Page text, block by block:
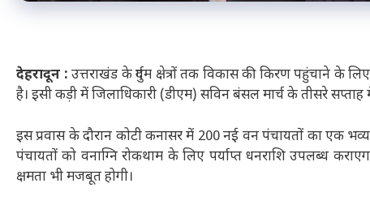
देहरादून :उत्तराखंड के दुर्गम क्षेत्रों तक विकास की किरण पहुंचाने के
है। इसी कड़ी में जिलाधिकारी (डीएम) सविन बंसल मार्च के तीसरे
इस प्रवास के दौरान कोटी कनासर में 200 नई वन पंचायतों का एक
पंचायतों को वनाग्नि रोकथाम के लिए पर्याप्त धनराशि उपलब्ध
क्षमता भी मजबूत होगी।